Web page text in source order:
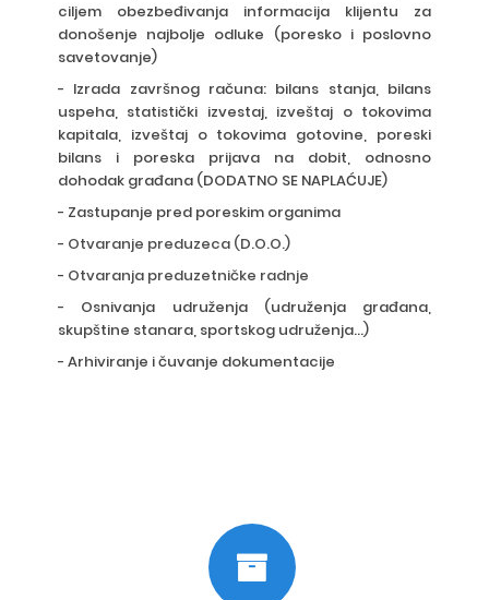
ciljem obezbeđivanja informacija klijentu za
donošenje najbolje odluke (poresko i poslovno
savetovanje)
- Izrada završnog računa: bilans stanja, bilans
uspeha, statistički izvestaj, izveštaj o tokovima
kapitala, izveštaj o tokovima gotovine, poreski
bilans i poreska prijava na dobit, odnosno
dohodak građana (DODATNO SE NAPLAĆUJE)
- Zastupanje pred poreskim organima
- Otvaranje preduzeca (D.O.O.)
- Otvaranja preduzetničke radnje
- Osnivanja udruženja (udruženja građana,
skupštine stanara, sportskog udruženja...)
- Arhiviranje i čuvanje dokumentacije